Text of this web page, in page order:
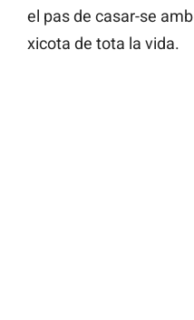
el pas de casar-se amb
xicota de tota la vida.